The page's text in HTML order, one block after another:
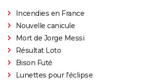
Incendies en France
Nouvelle canicule
Mort de Jorge Messi
Résultat Loto
Bison Futé
Lunettes pour l'éclipse